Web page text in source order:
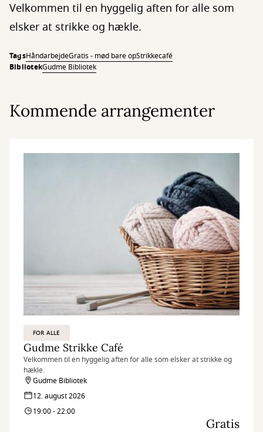
Velkommen til en hyggelig aften for alle som
elsker at strikke og hækle.
TagsHåndarbejdeGratis - mød bare opStrikkecafé
BibliotekGudme Bibliotek
Kommende arrangementer
FOR ALLE
Gudme Strikke Café
Velkommen til en hyggelig aften for alle som elsker at strikke og
hækle.
Gudme Bibliotek
12. august 2026
19:00 - 22:00
Gratis